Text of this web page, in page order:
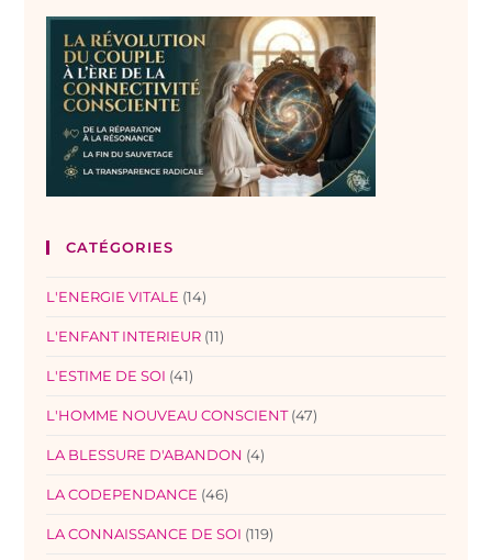
CATÉGORIES
L'ENERGIE VITALE (14)
L'ENFANT INTERIEUR (11)
L'ESTIME DE SOI (41)
L'HOMME NOUVEAU CONSCIENT (47)
LA BLESSURE D'ABANDON (4)
LA CODEPENDANCE (46)
LA CONNAISSANCE DE SOI (119)